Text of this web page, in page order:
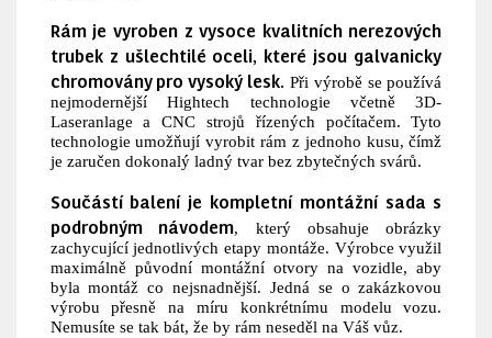
Rám je vyroben z vysoce kvalitních nerezových
trubek z ušlechtilé oceli, které jsou galvanicky
chromovány pro vysoký lesk. Při výrobě se používá
nejmodernější Hightech technologie včetně 3D-
Laseranlage a CNC strojů řízených počítačem. Tyto
technologie umožňují vyrobit rám z jednoho kusu, čímž
je zaručen dokonalý ladný tvar bez zbytečných svárů.
Součástí balení je kompletní montážní sada s
podrobným návodem, který obsahuje obrázky
zachycující jednotlivých etapy montáže. Výrobce využil
maximálně původní montážní otvory na vozidle, aby
byla montáž co nejsnadnější. Jedná se o zakázkovou
výrobu přesně na míru konkrétnímu modelu vozu.
Nemusíte se tak bát, že by rám neseděl na Váš vůz.